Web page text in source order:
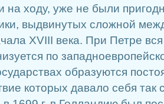
на ходу, уже не были
выдвинутых сложной
XVIII века. При Петре
по
образуются
которых давало себя так